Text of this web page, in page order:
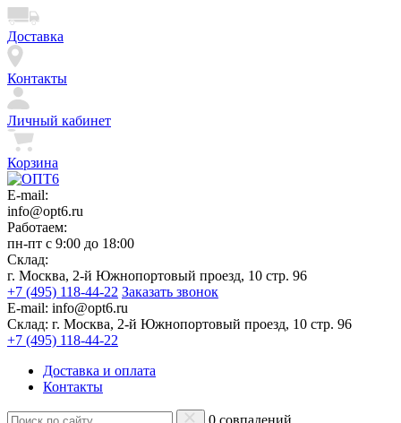
Доставка
Контакты
Личный кабинет
Корзина
E-mail:
info@opt6.ru
Работаем:
пн-пт с 9:00 до 18:00
Склад:
г. Москва, 2-й Южнопортовый проезд, 10 стр. 96
+7 (495) 118-44-22 Заказать звонок
E-mail: info@opt6.ru
Склад: г. Москва, 2-й Южнопортовый проезд, 10 стр. 96
+7 (495) 118-44-22
Доставка и оплата
Контакты
0 совпадений